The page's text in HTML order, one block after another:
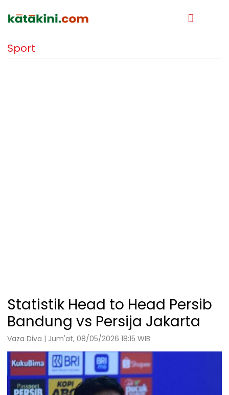
Sport
Statistik Head to Head Persib
Bandung vs Persija Jakarta
Vaza Diva | Jum'at, 08/05/2026 18:15 WIB